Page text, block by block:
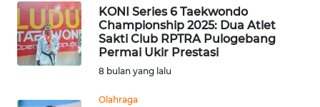
KONI Series 6 Taekwondo
Championship 2025: Dua Atlet
Sakti Club RPTRA Pulogebang
Permai Ukir Prestasi
8 bulan yang lalu
Olahraga
WN
DAIRI
WN